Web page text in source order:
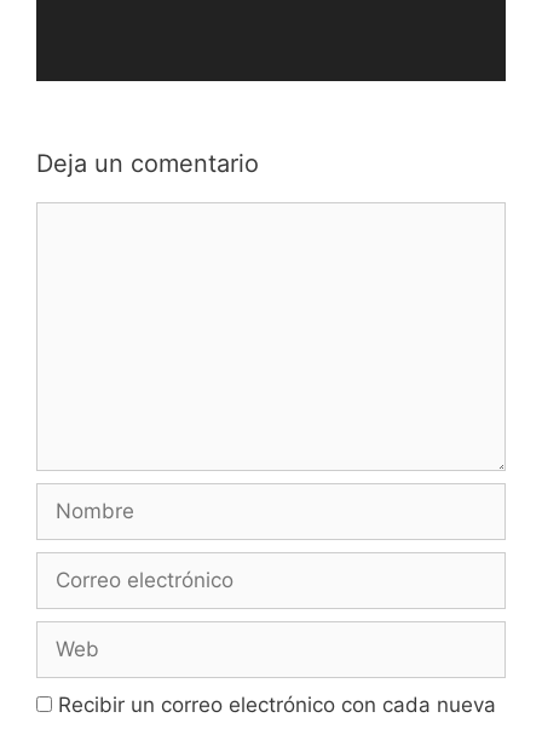
Deja un comentario
electrónico
Recibir un correo electrónico con cada nueva